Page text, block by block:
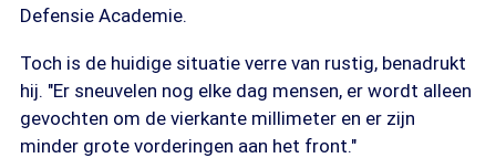
Defensie Academie.
Toch is de huidige situatie verre van rustig, benadrukt
hij. "Er sneuvelen nog elke dag mensen, er wordt alleen
gevochten om de vierkante millimeter en er zijn
minder grote vorderingen aan het front."